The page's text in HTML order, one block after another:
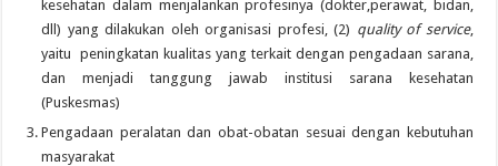
kesehatan dalam menjalankan profesinya (dokter,perawat, bidan,
dll) yang dilakukan oleh organisasi profesi, (2) quality of service,
yaitu peningkatan kualitas yang terkait dengan pengadaan sarana,
dan menjadi tanggung jawab institusi sarana kesehatan
(Puskesmas)
Pengadaan peralatan dan obat-obatan sesuai dengan kebutuhan
masyarakat